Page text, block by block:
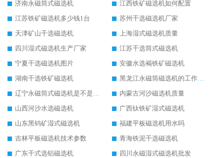
济南永磁筒式磁选机
江西铁矿磁选机如何配置
江苏铁矿磁选机多少钱1台
苏州干选磁选机厂家
天津矿山干选磁选机
上海湿式磁选机质量
四川湿式磁选机生产厂家
江苏干选筒式磁选机
宁夏干选磁选机图片
安徽水选褐铁矿磁选机
湖南干选铁矿磁选机
黑龙江永磁筒磁选机的工作原理
辽宁永磁筒式磁选机是不是强磁
内蒙古河沙磁选机质量
山西河沙水选磁选机
广西钛铁矿湿式磁选机
山东黑钨矿湿式磁选机
福建平板磁选机用水吗
吉林平板磁选机技术参数
青海铁泥干选磁选机
广东干式选铝磁选机
四川永磁湿式磁选机批发